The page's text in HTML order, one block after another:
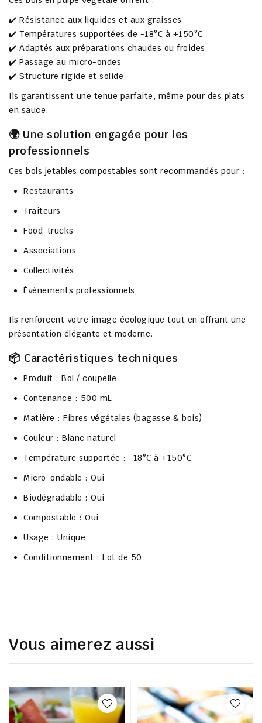
✔️ Résistance aux liquides et aux graisses
✔️ Températures supportées de -18°C à +150°C
✔️ Adaptés aux préparations chaudes ou froides
✔️ Passage au micro-ondes
✔️ Structure rigide et solide
Ils garantissent une tenue parfaite, même pour des plats
en sauce.
🌍 Une solution engagée pour les
professionnels
Ces bols jetables compostables sont recommandés pour :
Restaurants
Traiteurs
Food-trucks
Associations
Collectivités
Événements professionnels
Ils renforcent votre image écologique tout en offrant une
présentation élégante et moderne.
📦 Caractéristiques techniques
Produit : Bol / coupelle
Contenance : 500 mL
Matière : Fibres végétales (bagasse & bois)
Couleur : Blanc naturel
Température supportée : -18°C à +150°C
Micro-ondable : Oui
Biodégradable : Oui
Compostable : Oui
Usage : Unique
Conditionnement : Lot de 50
Vous aimerez aussi